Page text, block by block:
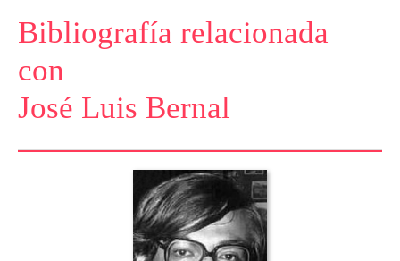
Bibliografía relacionada
con
José Luis Bernal